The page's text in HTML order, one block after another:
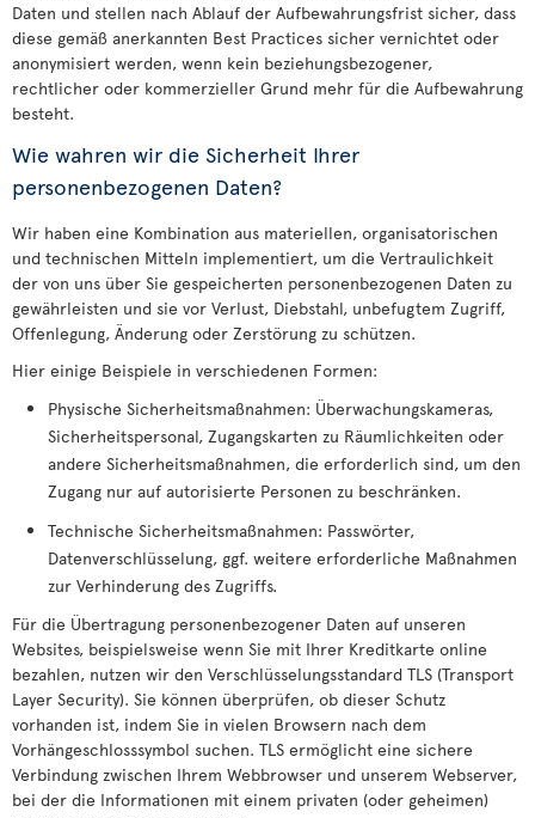
Daten und stellen nach Ablauf der Aufbewahrungsfrist sicher, dass
diese gemäß anerkannten Best Practices sicher vernichtet oder
anonymisiert werden, wenn kein beziehungsbezogener,
rechtlicher oder kommerzieller Grund mehr für die Aufbewahrung
besteht.
Wie wahren wir die Sicherheit Ihrer
personenbezogenen Daten?
Wir haben eine Kombination aus materiellen, organisatorischen
und technischen Mitteln implementiert, um die Vertraulichkeit
der von uns über Sie gespeicherten personenbezogenen Daten zu
gewährleisten und sie vor Verlust, Diebstahl, unbefugtem Zugriff,
Offenlegung, Änderung oder Zerstörung zu schützen.
Hier einige Beispiele in verschiedenen Formen:
Physische Sicherheitsmaßnahmen: Überwachungskameras,
Sicherheitspersonal, Zugangskarten zu Räumlichkeiten oder
andere Sicherheitsmaßnahmen, die erforderlich sind, um den
Zugang nur auf autorisierte Personen zu beschränken.
Technische Sicherheitsmaßnahmen: Passwörter,
Datenverschlüsselung, ggf. weitere erforderliche Maßnahmen
zur Verhinderung des Zugriffs.
Für die Übertragung personenbezogener Daten auf unseren
Websites, beispielsweise wenn Sie mit Ihrer Kreditkarte online
bezahlen, nutzen wir den Verschlüsselungsstandard TLS (Transport
Layer Security). Sie können überprüfen, ob dieser Schutz
vorhanden ist, indem Sie in vielen Browsern nach dem
Vorhängeschlosssymbol suchen. TLS ermöglicht eine sichere
Verbindung zwischen Ihrem Webbrowser und unserem Webserver,
bei der die Informationen mit einem privaten (oder geheimen)